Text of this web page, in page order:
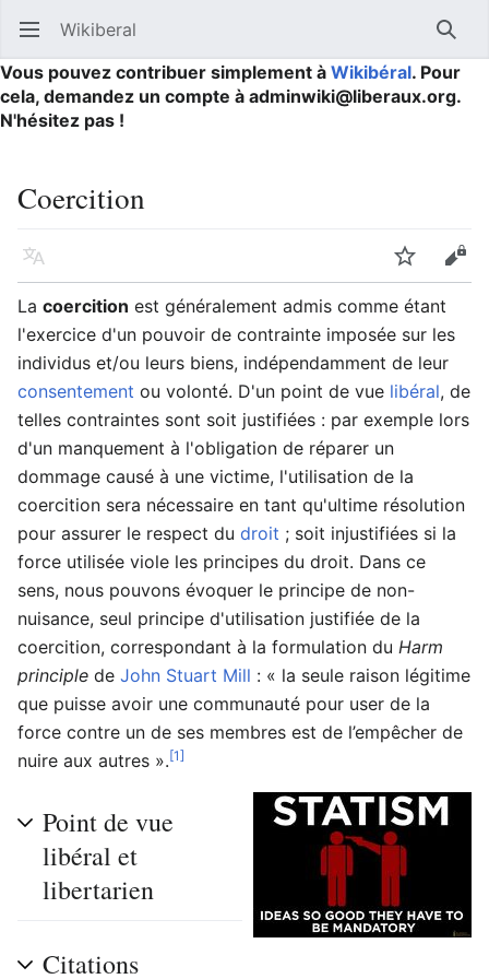
Ouvrir le menu principal Wikiberal
Vous pouvez contribuer simplement à Wikibéral. Pour
cela, demandez un compte à adminwiki@liberaux.org.
N'hésitez pas !
Coercition
Langue Suivre
La coercition est généralement admis comme étant
l'exercice d'un pouvoir de contrainte imposée sur les
individus et/ou leurs biens, indépendamment de leur
consentement ou volonté. D'un point de vue libéral, de
telles contraintes sont soit justifiées : par exemple lors
d'un manquement à l'obligation de réparer un
dommage causé à une victime, l'utilisation de la
coercition sera nécessaire en tant qu'ultime résolution
pour assurer le respect du droit ; soit injustifiées si la
force utilisée viole les principes du droit. Dans ce
sens, nous pouvons évoquer le principe de non-
nuisance, seul principe d'utilisation justifiée de la
coercition, correspondant à la formulation du Harm
principle de John Stuart Mill : « la seule raison légitime
que puisse avoir une communauté pour user de la
force contre un de ses membres est de l’empêcher de
nuire aux autres ».[1]
Point de vue
libéral et
libertarien
Citations